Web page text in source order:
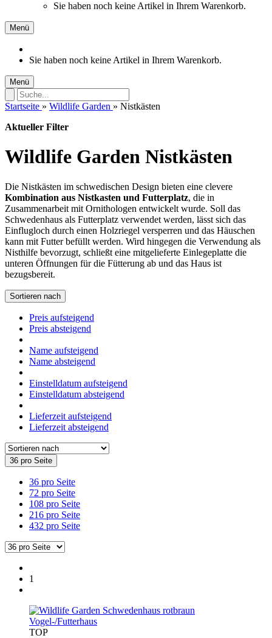
Sie haben noch keine Artikel in Ihrem Warenkorb.
Menü
Sie haben noch keine Artikel in Ihrem Warenkorb.
Menü
Startseite » Wildlife Garden » Nistkästen
Aktueller Filter
Wildlife Garden Nistkästen
Die Nistkästen im schwedischen Design bieten eine clevere
Kombination aus Nistkasten und Futterplatz, die in
Zusammenarbeit mit Ornithologen entwickelt wurde. Soll das
Schwedenhaus als Futterplatz verwendet werden, lässt sich das
Einflugloch durch einen Holzriegel versperren und das Häuschen
kann mit Futter befüllt werden. Wird hingegen die Verwendung als
Nisthilfe bevorzugt, schließt eine mitgelieferte Einlegeplatte die
unteren Öffnungen für die Fütterung ab und das Haus ist
bezugsbereit.
Sortieren nach
Preis aufsteigend
Preis absteigend
Name aufsteigend
Name absteigend
Einstelldatum aufsteigend
Einstelldatum absteigend
Lieferzeit aufsteigend
Lieferzeit absteigend
36 pro Seite
36 pro Seite
72 pro Seite
108 pro Seite
216 pro Seite
432 pro Seite
1
TOP